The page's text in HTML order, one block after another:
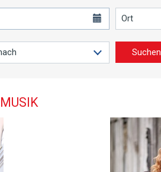
Suchen
MUSIK